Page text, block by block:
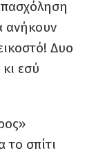
ανήκουν
! Δυο
κι εσύ
το σπίτι